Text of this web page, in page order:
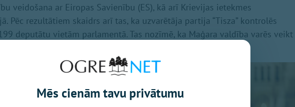
veidošana ar Eiropas Savienību (ES), kā arī Krievijas ietekmes
Pēc rezultātiem skaidrs arī tas, ka uzvarētāja partija “Tisza” kontrolēs
deputātu vietām parlamentā. Tas nozīmē, ka Maģara valdība varēs veikt
Mēs cienām tavu privātumu